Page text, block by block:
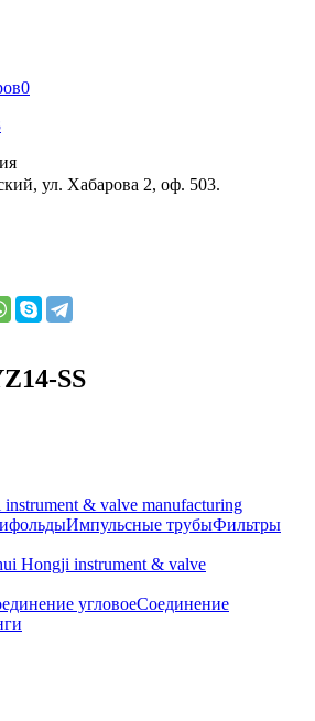
0
ул. Хабарова 2, оф. 503.
SS
& valve manufacturing
Импульсные трубыФильтры
Hongji instrument & valve
угловоеСоединение